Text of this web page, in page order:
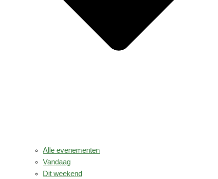
Alle evenementen
Vandaag
Dit weekend